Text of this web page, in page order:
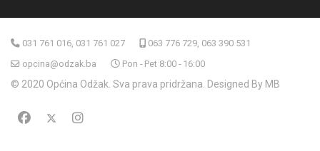
031 761 016, 031 761 027
063 776 729, 063 390 531
opcina@odzak.ba
Pon - Pet 8:00 - 16:00
© 2020 Općina Odžak. Sva prava pridržana. Designed By MB